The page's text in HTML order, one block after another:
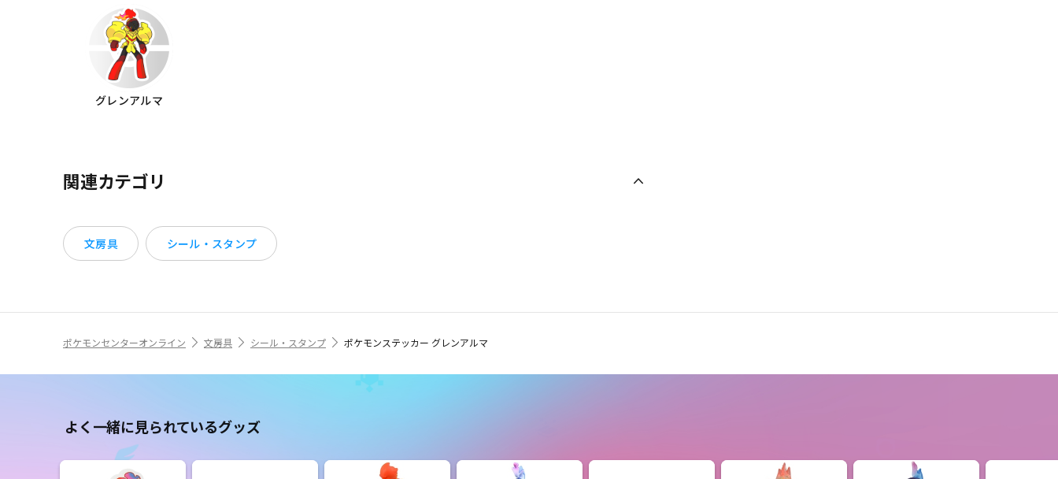
グレンアルマ
関連カテゴリ
文房具 シール・スタンプ
ポケモンセンターオンライン 文房具 シール・スタンプ ポケモンステッカー グレンアルマ
よく一緒に見られているグッズ